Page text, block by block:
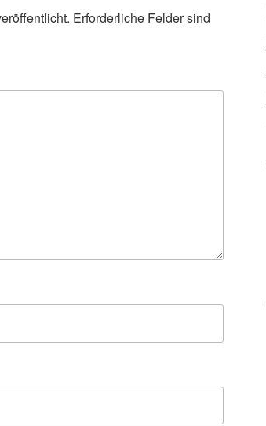
Erforderliche Felder sind